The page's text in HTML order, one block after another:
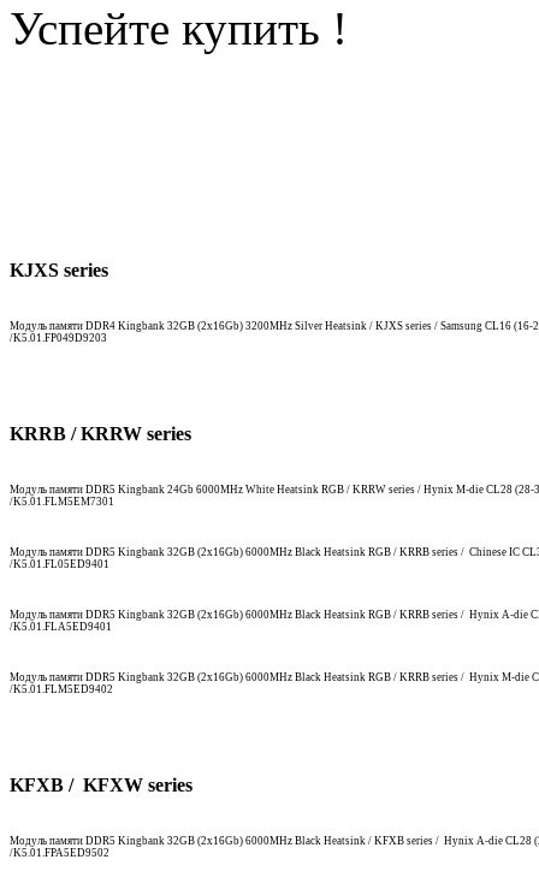
Успейте купить !
KJXS series
Модуль памяти DDR4 Kingbank 32GB (2x16Gb) 3200MHz Silver Heatsink / KJXS series / Samsung CL16 (16-
/K5.01.FP049D9203
KRRB / KRRW series
Модуль памяти DDR5 Kingbank 24Gb 6000MHz White Heatsink RGB / KRRW series / Hynix M-die CL28 (28-
/K5.01.FLM5EM7301
Модуль памяти DDR5 Kingbank 32GB (2x16Gb) 6000MHz Black Heatsink RGB / KRRB series / Chinese IC
/K5.01.FL05ED9401
Модуль памяти DDR5 Kingbank 32GB (2x16Gb) 6000MHz Black Heatsink RGB / KRRB series / Hynix A-die
/K5.01.FLA5ED9401
Модуль памяти DDR5 Kingbank 32GB (2x16Gb) 6000MHz Black Heatsink RGB / KRRB series / Hynix M-die
/K5.01.FLM5ED9402
KFXB / KFXW series
Модуль памяти DDR5 Kingbank 32GB (2x16Gb) 6000MHz Black Heatsink / KFXB series / Hynix A-die CL28
/K5.01.FPA5ED9502